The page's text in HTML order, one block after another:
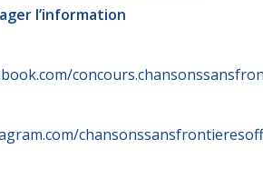
l’information